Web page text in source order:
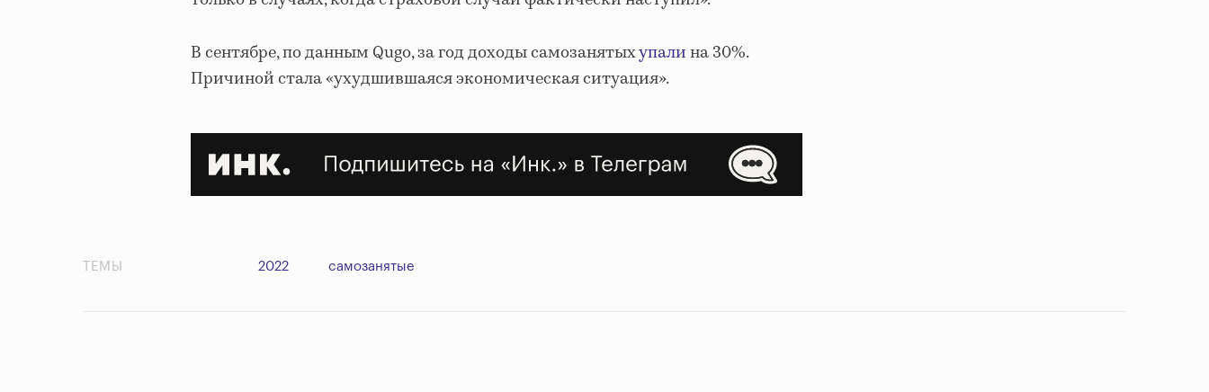
В сентябре, по данным Qugo, за год доходы самозанятыхупалина 30%.
Причиной стала «ухудшившаяся экономическая ситуация».
ТЕМЫ 2022 самозанятые